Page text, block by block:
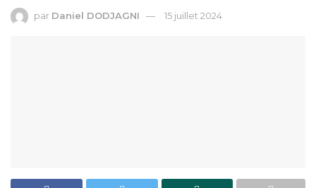
par Daniel DODJAGNI 15 juillet 2024